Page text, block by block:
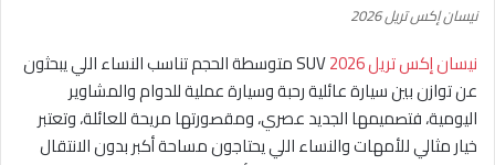
نيسان إكس تريل 2026
نيسان إكس تريل 2026
SUV متوسطة الحجم تناسب النساء اللي يبحثون
عن توازن بين سيارة عائلية رحبة وسيارة عملية للدوام والمشاوير
اليومية، فتصميمها الجديد عصري، ومقصورتها مريحة للعائلة، وتعتبر
خيار مثالي للأمهات والنساء اللي يحتاجون مساحة أكبر بدون الانتقال